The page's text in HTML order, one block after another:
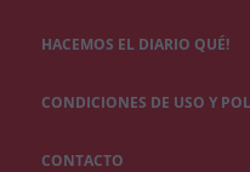
HACEMOS EL DIARIO QUÉ!
CONDICIONES DE USO Y
CONTACTO